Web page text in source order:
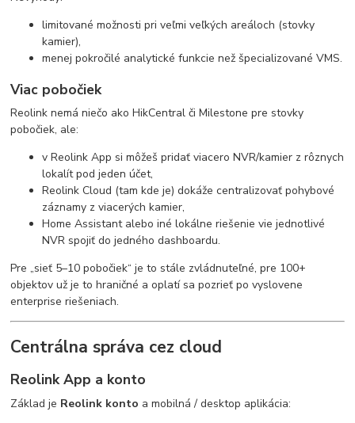
limitované možnosti pri veľmi veľkých areáloch (stovky
kamier),
menej pokročilé analytické funkcie než špecializované VMS.
Viac pobočiek
Reolink nemá niečo ako HikCentral či Milestone pre stovky
pobočiek, ale:
v Reolink App si môžeš pridať viacero NVR/kamier z rôznych
lokalít pod jeden účet,
Reolink Cloud (tam kde je) dokáže centralizovať pohybové
záznamy z viacerých kamier,
Home Assistant alebo iné lokálne riešenie vie jednotlivé
NVR spojiť do jedného dashboardu.
Pre „sieť 5–10 pobočiek“ je to stále zvládnuteľné, pre 100+
objektov už je to hraničné a oplatí sa pozrieť po vyslovene
enterprise riešeniach.
Centrálna správa cez cloud
Reolink App a konto
Základ je Reolink konto a mobilná / desktop aplikácia: